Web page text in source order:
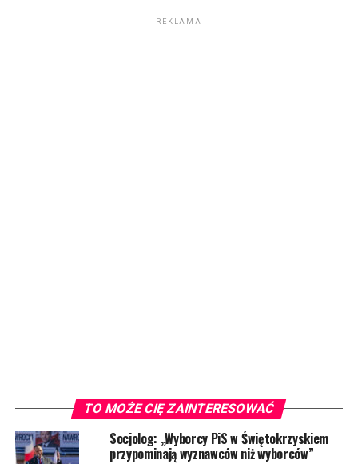
REKLAMA
TO MOŻE CIĘ ZAINTERESOWAĆ
Socjolog: „Wyborcy PiS w Świętokrzyskiem
przypominają wyznawców niż wyborców”